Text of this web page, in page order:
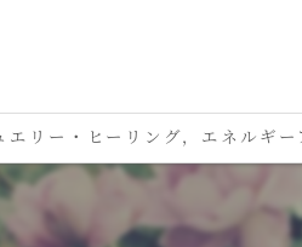
エリー・ヒーリング，エネルギー